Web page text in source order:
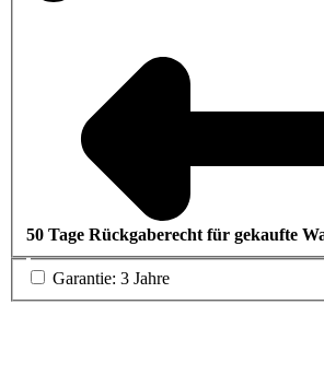
50 Tage Rückgaberecht für gekaufte
Garantie: 3 Jahre